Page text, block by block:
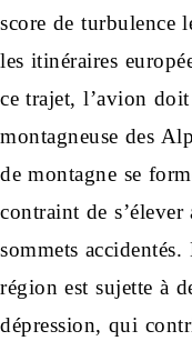
score de turbulence
les itinéraires
ce trajet, l’avion
montagneuse des
de montagne se
contraint de s’élever
sommets
région est sujette à
dépression, qui